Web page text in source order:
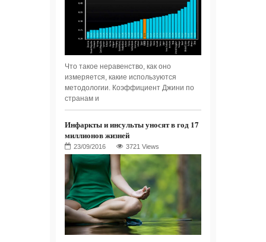
Что такое неравенство, как оно
измеряется, какие используются
методологии. Коэффициент Джини по
странам и
Инфаркты и инсульты уносят в год 17
миллионов жизней
3721 Views